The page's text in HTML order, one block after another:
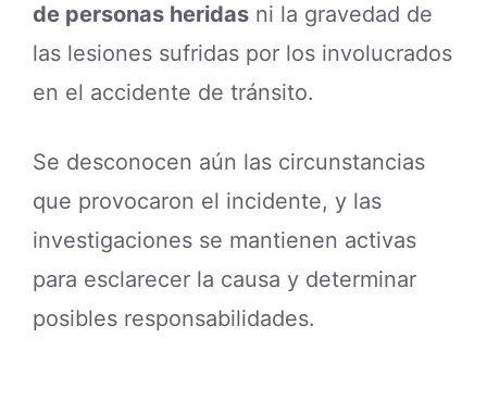
de personas heridas ni la gravedad de
las lesiones sufridas por los involucrados
en el accidente de tránsito.
Se desconocen aún las circunstancias
que provocaron el incidente, y las
investigaciones se mantienen activas
para esclarecer la causa y determinar
posibles responsabilidades.